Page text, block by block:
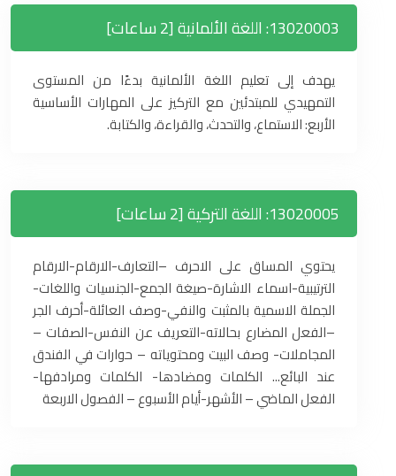
13020003: اللغة الألمانية [2 ساعات]
يهدف إلى تعليم اللغة الألمانية بدءًا من المستوى
التمهيدي للمبتدئين مع التركيز على المهارات الأساسية
الأربع: الاستماع، والتحدث، والقراءة، والكتابة.
13020005: اللغة التركية [2 ساعات]
يحتوي المساق على الاحرف –التعارف-الارقام-الارقام
الترتيبية-اسماء الاشارة-صيغة الجمع-الجنسيات واللغات-
الجملة الاسمية بالمثبت والنفي-وصف العائلة-أحرف الجر
–الفعل المضارع بحالاته-التعريف عن النفس-الصفات –
المجاملات- وصف البيت ومحتوياته – حوارات في الفندق
عند البائع... الكلمات ومضادها- الكلمات ومرادفها-
الفعل الماضي – الأشهر-أيام الأسبوع – الفصول الاربعة